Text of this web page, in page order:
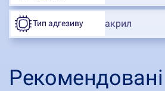
Тип адгезиву акрил